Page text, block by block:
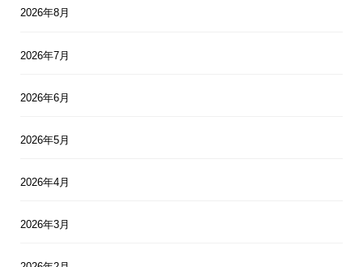
2026年8月
2026年7月
2026年6月
2026年5月
2026年4月
2026年3月